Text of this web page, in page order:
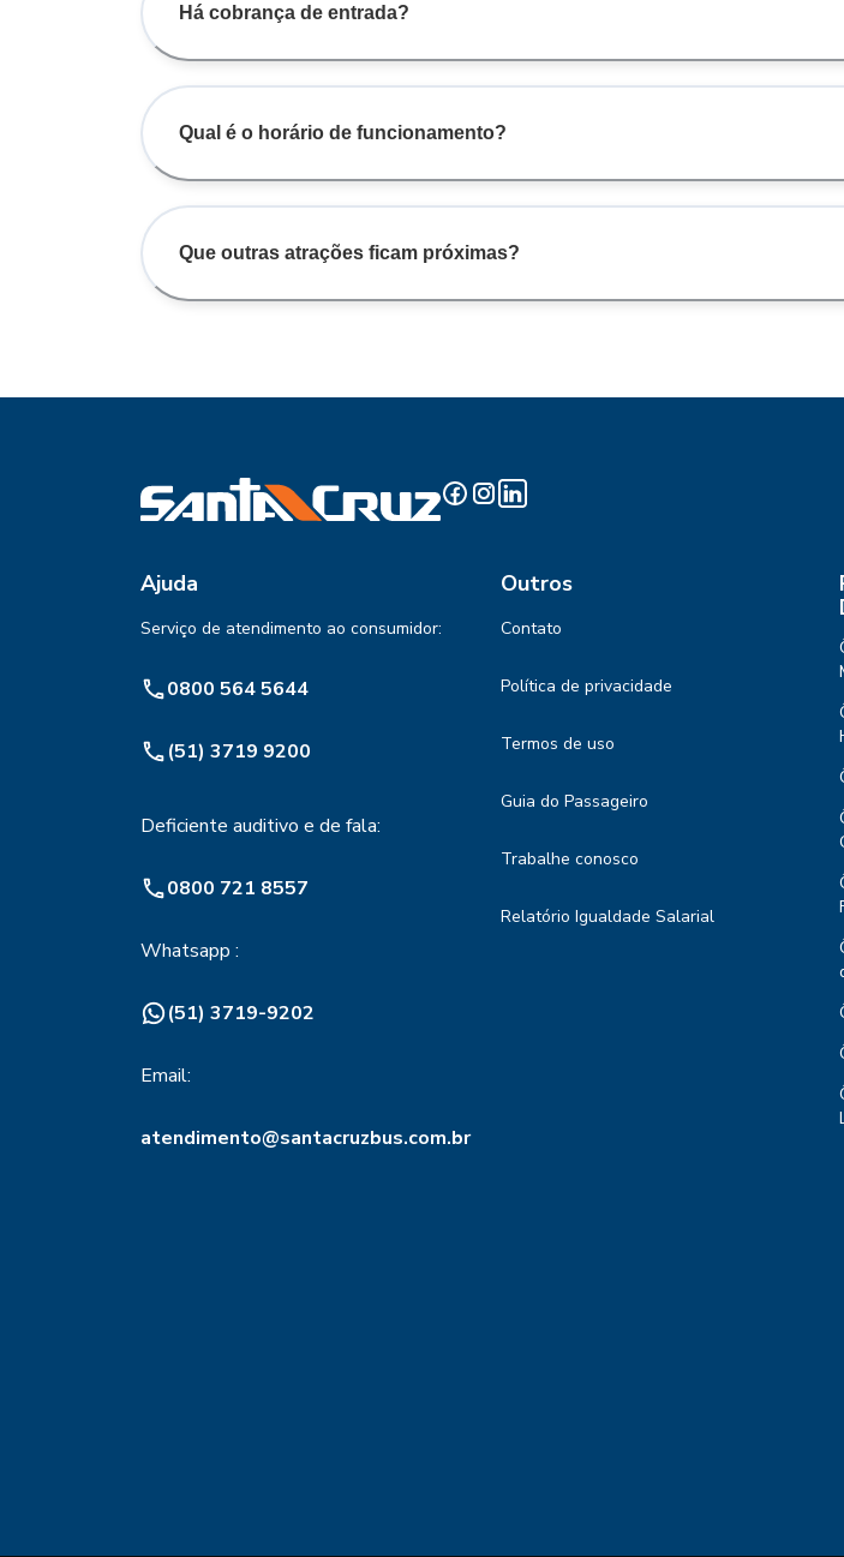
Há cobrança de entrada?
Qual é o horário de funcionamento?
Que outras atrações ficam próximas?
Ajuda
Serviço de atendimento ao consumidor:
0800 564 5644
(51) 3719 9200
Deficiente auditivo e de fala:
0800 721 8557
Whatsapp :
(51) 3719-9202
Email:
atendimento@santacruzbus.com.br
Outros
Contato
Política de privacidade
Termos de uso
Guia do Passageiro
Trabalhe conosco
Relatório Igualdade Salarial